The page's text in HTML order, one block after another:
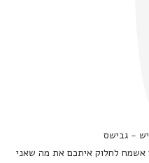
- גבישס
לחלוק איתכם את מה שאני